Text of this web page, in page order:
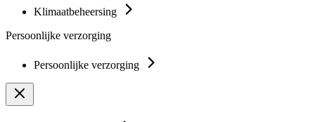
Klimaatbeheersing
Persoonlijke verzorging
Persoonlijke verzorging